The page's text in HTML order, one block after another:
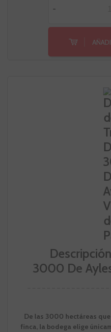
-
3000 De
De las 3000 hectáreas
finca, la bodega elige